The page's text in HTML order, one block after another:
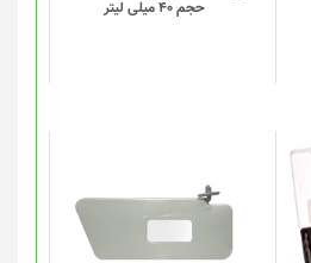
حجم 40 میلی لیتر
محصول
دارای
انواع